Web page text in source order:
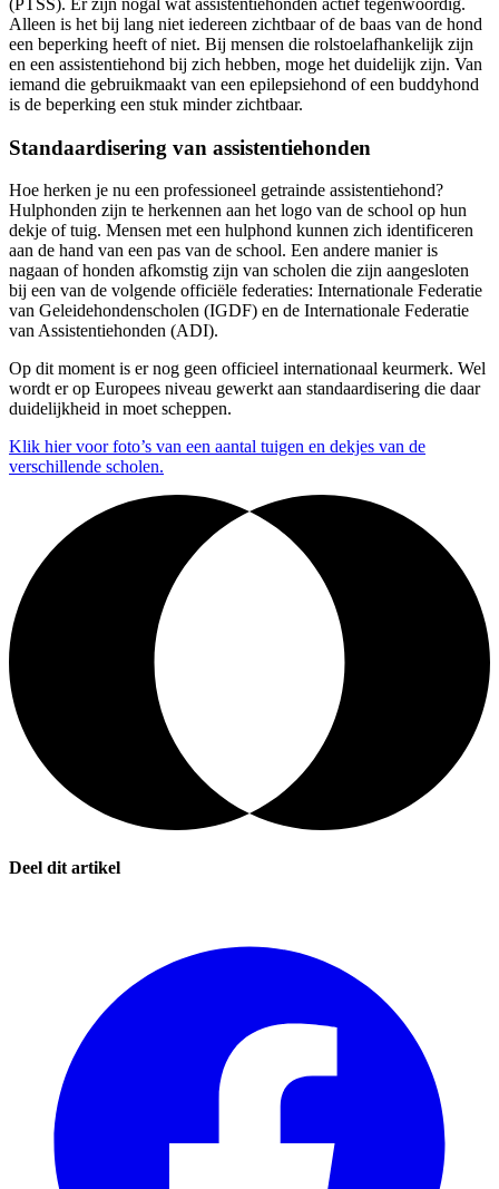
(PTSS). Er zijn nogal wat assistentiehonden actief tegenwoordig.
Alleen is het bij lang niet iedereen zichtbaar of de baas van de hond
een beperking heeft of niet. Bij mensen die rolstoelafhankelijk zijn
en een assistentiehond bij zich hebben, moge het duidelijk zijn. Van
iemand die gebruikmaakt van een epilepsiehond of een buddyhond
is de beperking een stuk minder zichtbaar.
Standaardisering van assistentiehonden
Hoe herken je nu een professioneel getrainde assistentiehond?
Hulphonden zijn te herkennen aan het logo van de school op hun
dekje of tuig. Mensen met een hulphond kunnen zich identificeren
aan de hand van een pas van de school. Een andere manier is
nagaan of honden afkomstig zijn van scholen die zijn aangesloten
bij een van de volgende officiële federaties: Internationale Federatie
van Geleidehondenscholen (IGDF) en de Internationale Federatie
van Assistentiehonden (ADI).
Op dit moment is er nog geen officieel internationaal keurmerk. Wel
wordt er op Europees niveau gewerkt aan standaardisering die daar
duidelijkheid in moet scheppen.
Klik hier voor foto’s van een aantal tuigen en dekjes van de
verschillende scholen.
Deel dit artikel